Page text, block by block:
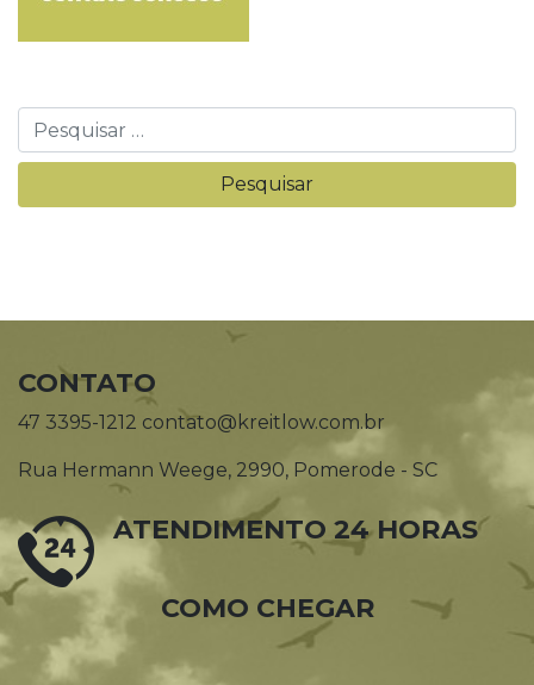
CONTATO
47 3395-1212 contato@kreitlow.com.br
Rua Hermann Weege, 2990, Pomerode - SC
ATENDIMENTO 24 HORAS
COMO CHEGAR